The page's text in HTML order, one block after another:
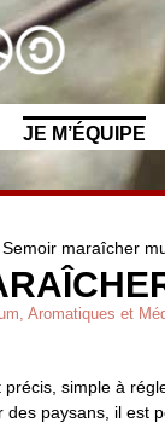
JE M’ÉQUIPE
maraîcher
Aromatiques et
précis, simple à
des paysans, il est